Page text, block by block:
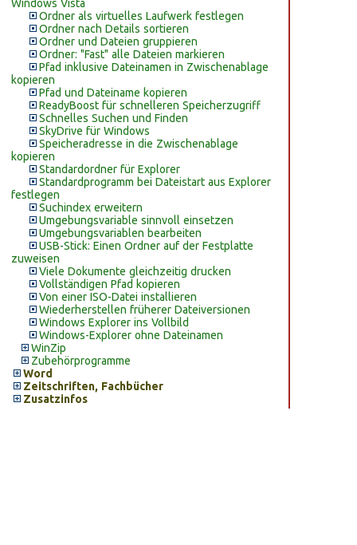
Windows Vista
Ordner als virtuelles Laufwerk festlegen
Ordner nach Details sortieren
Ordner und Dateien gruppieren
Ordner: "Fast" alle Dateien markieren
Pfad inklusive Dateinamen in Zwischenablage
kopieren
Pfad und Dateiname kopieren
ReadyBoost für schnelleren Speicherzugriff
Schnelles Suchen und Finden
SkyDrive für Windows
Speicheradresse in die Zwischenablage
kopieren
Standardordner für Explorer
Standardprogramm bei Dateistart aus Explorer
festlegen
Suchindex erweitern
Umgebungsvariable sinnvoll einsetzen
Umgebungsvariablen bearbeiten
USB-Stick: Einen Ordner auf der Festplatte
zuweisen
Viele Dokumente gleichzeitig drucken
Vollständigen Pfad kopieren
Von einer ISO-Datei installieren
Wiederherstellen früherer Dateiversionen
Windows Explorer ins Vollbild
Windows-Explorer ohne Dateinamen
WinZip
Zubehörprogramme
Word
Zeitschriften, Fachbücher
Zusatzinfos